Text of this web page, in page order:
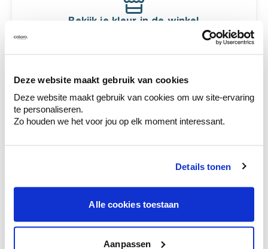
Deze website maakt gebruik van cookies
Deze website maakt gebruik van cookies om uw site-ervaring
te personaliseren.
Zo houden we het voor jou op elk moment interessant.
Details tonen
Alle cookies toestaan
Aanpassen
Bekijk je kleur in de winkel
Ontdek er kleurechte stalen van je
te verfijnen.
Krijg persoonlijk advies om kleuren te
combineren.
Krijg kleuradvies op basis van de lichtinval
en je meubels.